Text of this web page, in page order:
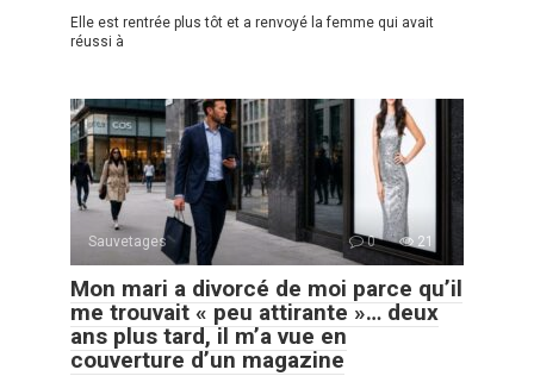
Elle est rentrée plus tôt et a renvoyé la femme qui avait
réussi à
Sauvetages 0 21
Mon mari a divorcé de moi parce qu’il
me trouvait « peu attirante »… deux
ans plus tard, il m’a vue en
couverture d’un magazine